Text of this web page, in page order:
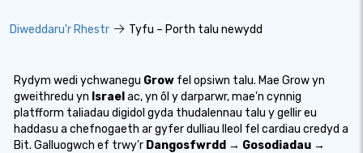
Diweddaru'r Rhestr Tyfu – Porth talu newydd
Rydym wedi ychwanegu Grow fel opsiwn talu. Mae Grow yn
gweithredu yn Israel ac, yn ôl y darparwr, mae'n cynnig
platfform taliadau digidol gyda thudalennau talu y gellir eu
haddasu a chefnogaeth ar gyfer dulliau lleol fel cardiau credyd a
Bit. Galluogwch ef trwy'r Dangosfwrdd → Gosodiadau →